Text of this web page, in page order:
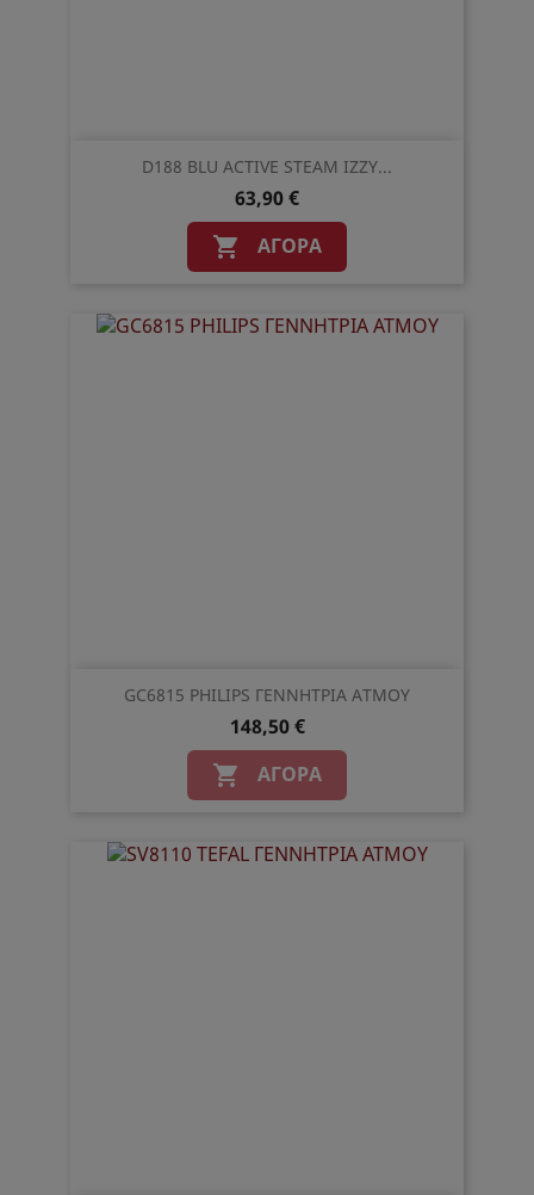
D188 BLU ACTIVE STEAM IZZY...
63,90 €
 ΑΓΟΡΆ
GC6815 PHILIPS ΓΕΝΝΗΤΡΙΑ ΑΤΜΟΥ
148,50 €
 ΑΓΟΡΆ